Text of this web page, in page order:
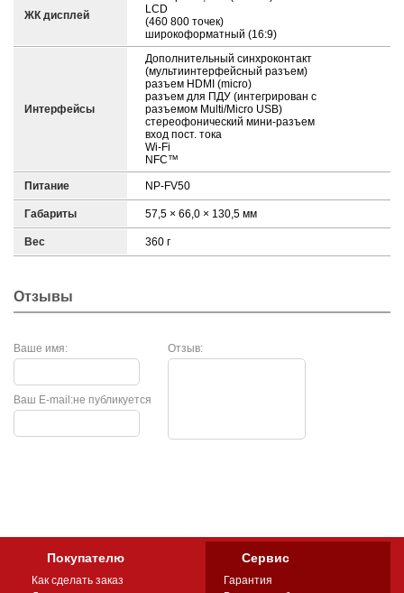
ЖК дисплей
LCD
(460 800 точек)
широкоформатный (16:9)
Интерфейсы
Дополнительный синхроконтакт
(мультиинтерфейсный разъем)
разъем HDMI (micro)
разъем для ПДУ (интегрирован с
разъемом Multi/Micro USB)
стереофонический мини-разъем
вход пост. тока
Wi-Fi
NFC™
Питание NP-FV50
Габариты 57,5 × 66,0 × 130,5 мм
Вес 360 г
Отзывы
Ваше имя: Отзыв:
не публикуется
Ваш E-mail:
Покупателю
Как сделать заказ
Сервис
Гарантия